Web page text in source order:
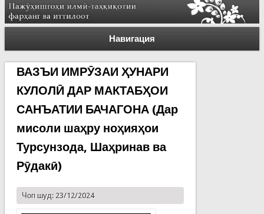
Навигация
ВАЗЪИ ИМРӮЗАИ ҲУНАРИ
КУЛОЛӢ ДАР МАКТАБҲОИ
САНЪАТИИ БАЧАГОНА (Дар
мисоли шаҳру ноҳияҳои
Турсунзода, Шаҳринав ва
Рӯдакӣ)
Чоп шуд: 23/12/2024